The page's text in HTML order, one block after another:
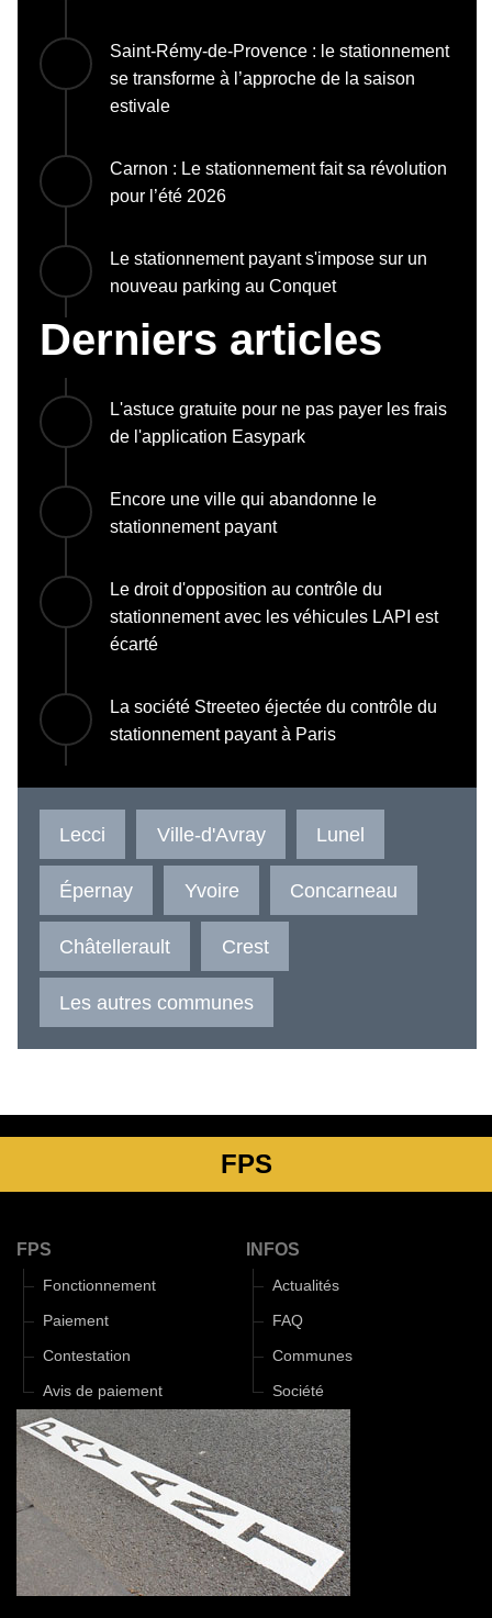
Saint-Rémy-de-Provence : le stationnement
se transforme à l’approche de la saison
estivale
Carnon : Le stationnement fait sa révolution
pour l’été 2026
Le stationnement payant s'impose sur un
nouveau parking au Conquet
Derniers articles
L'astuce gratuite pour ne pas payer les frais
de l'application Easypark
Encore une ville qui abandonne le
stationnement payant
Le droit d'opposition au contrôle du
stationnement avec les véhicules LAPI est
écarté
La société Streeteo éjectée du contrôle du
stationnement payant à Paris
Lecci Ville-d'Avray Lunel
Épernay Yvoire Concarneau
Châtellerault Crest
Les autres communes
FPS
FPS
Fonctionnement
Paiement
Contestation
Avis de paiement
INFOS
Actualités
FAQ
Communes
Société